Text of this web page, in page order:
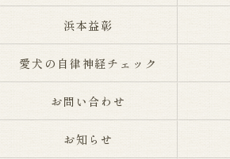
浜本益彰
愛犬の自律神経チェック
お問い合わせ
お知らせ